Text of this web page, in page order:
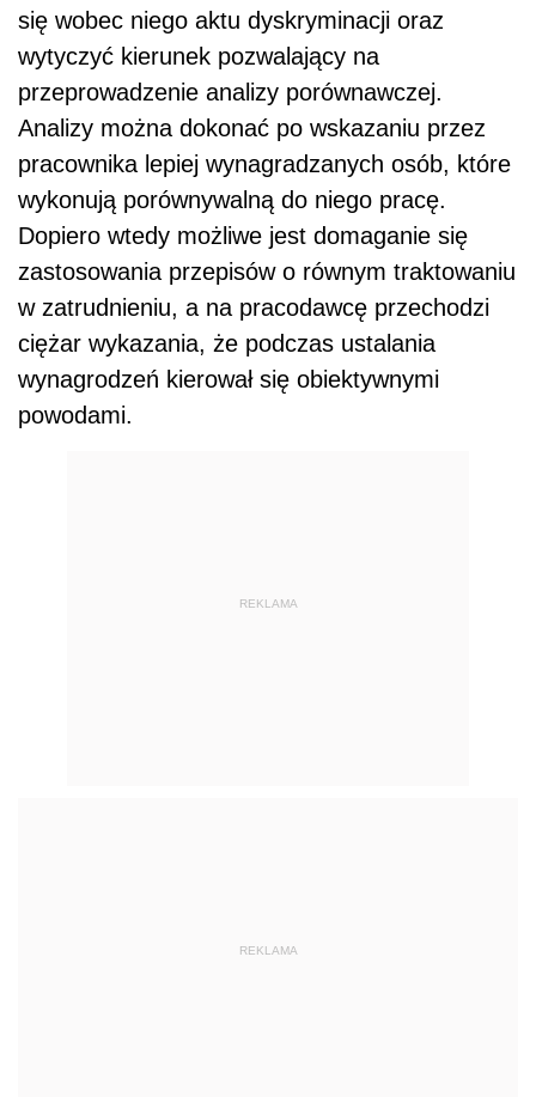
się wobec niego aktu dyskryminacji oraz
wytyczyć kierunek pozwalający na
przeprowadzenie analizy porównawczej.
Analizy można dokonać po wskazaniu przez
pracownika lepiej wynagradzanych osób, które
wykonują porównywalną do niego pracę.
Dopiero wtedy możliwe jest domaganie się
zastosowania przepisów o równym traktowaniu
w zatrudnieniu, a na pracodawcę przechodzi
ciężar wykazania, że podczas ustalania
wynagrodzeń kierował się obiektywnymi
powodami.
REKLAMA
REKLAMA